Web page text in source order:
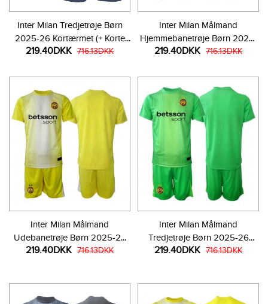
Inter Milan Tredjetrøje Børn
2025-26 Kortærmet (+ Korte
bukser)
219.40DKK 716.13DKK
Inter Milan Målmand
Hjemmebanetrøje Børn 2025-
26 Kortærmet (+ Korte bukser)
219.40DKK 716.13DKK
Inter Milan Målmand
Udebanetrøje Børn 2025-26
Kortærmet (+ Korte bukser)
219.40DKK 716.13DKK
Inter Milan Målmand
Tredjetrøje Børn 2025-26
Kortærmet (+ Korte bukser)
219.40DKK 716.13DKK